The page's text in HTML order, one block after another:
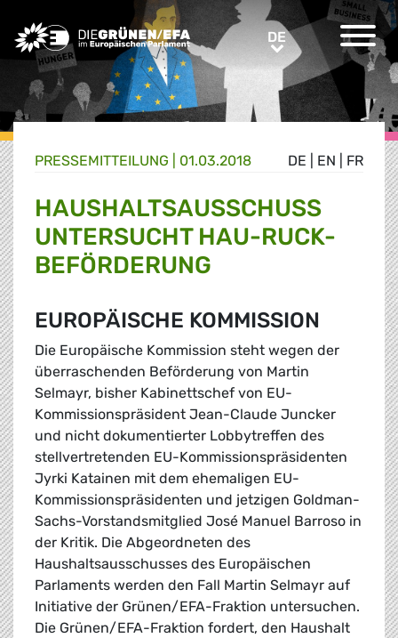
Greens/EFA Home DEDE
DE EN FR
PRESSE­MITTEILUNG 01.03.2018
HAUSHALTSAUSSCHUSS
UNTERSUCHT HAU-RUCK-
BEFÖRDERUNG
EUROPÄISCHE KOMMISSION
Die Europäische Kommission steht wegen der
überraschenden Beförderung von Martin
Selmayr, bisher Kabinettschef von EU-
Kommissionspräsident Jean-Claude Juncker
und nicht dokumentierter Lobbytreffen des
stellvertretenden EU-Kommissionspräsidenten
Jyrki Katainen mit dem ehemaligen EU-
Kommissionspräsidenten und jetzigen Goldman-
Sachs-Vorstandsmitglied José Manuel Barroso in
der Kritik. Die Abgeordneten des
Haushaltsausschusses des Europäischen
Parlaments werden den Fall Martin Selmayr auf
Initiative der Grünen/EFA-Fraktion untersuchen.
Die Grünen/EFA-Fraktion fordert, den Haushalt